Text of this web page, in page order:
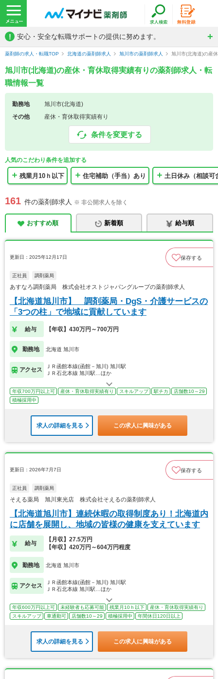
! 安心・安全な転職サポートの提供に努めます。
薬剤師の求人・転職TOP 北海道の薬剤師求人 旭川市の薬剤師求人 旭川市(北海道)の産
旭川市(北海道)の産休・育休取得実績有りの薬剤師求人・転
職情報一覧
勤務地
旭川市(北海道)
その他
産休・育休取得実績有り
条件を変更する
人気のこだわり条件を追加する
残業月10ｈ以下 住宅補助（手当）あり 土日休み（相談可
161 件の薬剤師求人 ※ 非公開求人を除く
おすすめ順 新着順 給与順
更新日：2025年12月17日 保存する
正社員 調剤薬局
あすなろ調剤薬局 株式会社オストジャパングループの薬剤師求人
【北海道旭川市】 調剤薬局・DgS・介護サービスの
「3つの柱」で地域に貢献しています
給与 【年収】430万円～700万円
勤務地 北海道 旭川市
アクセス
ＪＲ函館本線(函館－旭川) 旭川駅
ＪＲ石北本線 旭川駅…ほか
年収700万円以上可 産休・育休取得実績有り スキルアップ 駅チカ
店舗数10～29
積極採用中
求人の詳細を見る この求人に興味がある
更新日：2026年7月7日 保存する
正社員 調剤薬局
そえる薬局 旭川東光店 株式会社そえるの薬剤師求人
【北海道旭川市】連続休暇の取得制度あり！北海道内
に店舗を展開し、地域の皆様の健康を支えています
給与
【月収】27.5万円
【年収】420万円～604万円程度
勤務地 北海道 旭川市
アクセス
ＪＲ函館本線(函館－旭川) 旭川駅
ＪＲ石北本線 旭川駅…ほか
年収600万円以上可 未経験者も応募可能 残業月10ｈ以下
産休・育休取得実績有り
スキルアップ
車通勤可 店舗数10～29 積極採用中 年間休日120日以上
求人の詳細を見る この求人に興味がある